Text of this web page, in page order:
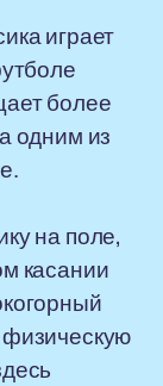
играет
более
одним из
на поле,
касании